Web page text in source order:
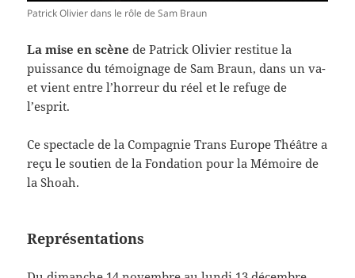
Patrick Olivier dans le rôle de Sam Braun
La mise en scène de Patrick Olivier restitue la
puissance du témoignage de Sam Braun, dans un va-
et vient entre l’horreur du réel et le refuge de
l’esprit.
Ce spectacle de la Compagnie Trans Europe Théâtre a
reçu le soutien de la Fondation pour la Mémoire de
la Shoah.
Représentations